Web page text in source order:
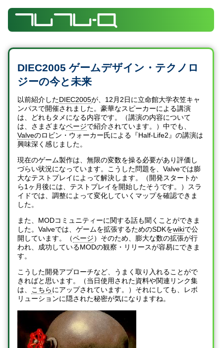
DIEC2005 ゲームデザイン・テクノロ
ジーの今と未来
以前紹介したDIEC2005が、12月2日に立命館大学衣笠キャ
ンパスで開催されました。豪華なスピーカーによる講演
は、どれもタメになる内容です。（講演の内容について
は、さまざまなページで紹介されています。）中でも、
Valveのロビン・ウォーカー氏による『Half-Life2』の講演は
興味深く感じました。
現在のゲーム製作は、無限の変数を操る必要があり評価し
づらい状況になっています。こうした問題を、Valveでは膨
大なテストプレイによって解決します。（開発スタートか
ら1ヶ月後には、テストプレイを開始したそうです。）スラ
イドでは、調整によって変化していくマップを確認できま
した。
また、MODコミュニティーに関する話も聞くことができま
した。Valveでは、ゲームを拡張するためのSDKをwikiで公
開しています。（ページ）そのため、膨大な数の拡張が行
われ、成功しているMODの観察・リリースが容易にできま
す。
こうした開発アプローチなど、うまく取り入れることがで
きればと思います。（当日使用された資料や関連リンク集
は、
こちらにアップされています。）それにしても、レボ
リューションに隠された秘密が気になりますね。